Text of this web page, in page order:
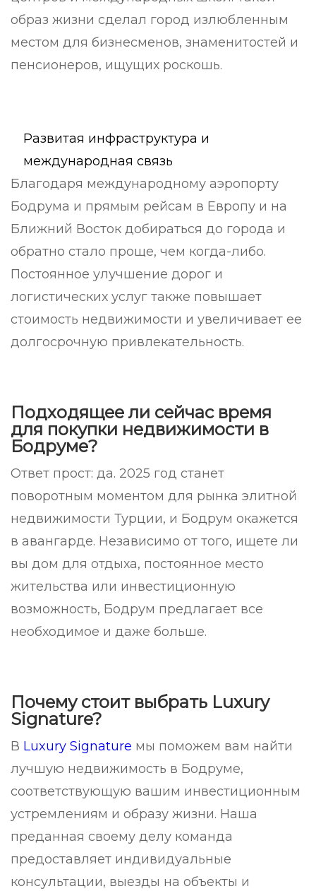
образ жизни сделал город излюбленным
местом для бизнесменов, знаменитостей и
пенсионеров, ищущих роскошь.
Развитая инфраструктура и
международная связь
Благодаря международному аэропорту
Бодрума и прямым рейсам в Европу и на
Ближний Восток добираться до города и
обратно стало проще, чем когда-либо.
Постоянное улучшение дорог и
логистических услуг также повышает
стоимость недвижимости и увеличивает ее
долгосрочную привлекательность.
Подходящее ли сейчас время
для покупки недвижимости в
Бодруме?
Ответ прост: да. 2025 год станет
поворотным моментом для рынка элитной
недвижимости Турции, и Бодрум окажется
в авангарде. Независимо от того, ищете ли
вы дом для отдыха, постоянное место
жительства или инвестиционную
возможность, Бодрум предлагает все
необходимое и даже больше.
Почему стоит выбрать Luxury
Signature?
В Luxury Signature мы поможем вам найти
лучшую недвижимость в Бодруме,
соответствующую вашим инвестиционным
устремлениям и образу жизни. Наша
преданная своему делу команда
предоставляет индивидуальные
консультации, выезды на объекты и